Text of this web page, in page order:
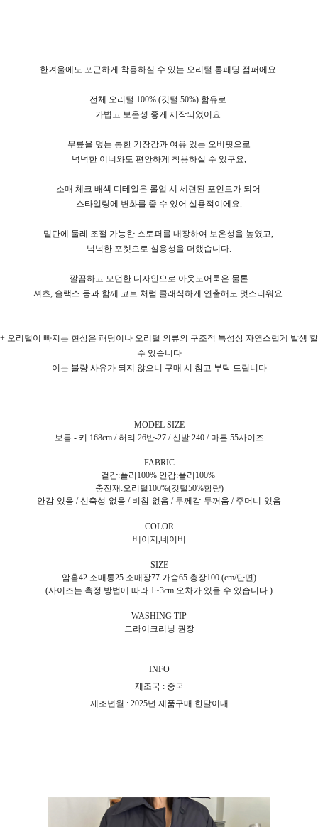
한겨울에도 포근하게 착용하실 수 있는 오리털 롱패딩 점퍼에요.
전체 오리털 100% (깃털 50%) 함유로
가볍고 보온성 좋게 제작되었어요.
무릎을 덮는 롱한 기장감과 여유 있는 오버핏으로
넉넉한 이너와도 편안하게 착용하실 수 있구요,
소매 체크 배색 디테일은 롤업 시 세련된 포인트가 되어
스타일링에 변화를 줄 수 있어 실용적이에요.
밑단에 둘레 조절 가능한 스토퍼를 내장하여 보온성을 높였고,
넉넉한 포켓으로 실용성을 더했습니다.
깔끔하고 모던한 디자인으로 아웃도어룩은 물론
셔츠, 슬랙스 등과 함께 코트 처럼 클래식하게 연출해도 멋스러워요.
+ 오리털이 빠지는 현상은 패딩이나 오리털 의류의 구조적 특성상 자연스럽게 발생 할
수 있습니다
이는 불량 사유가 되지 않으니 구매 시 참고 부탁 드립니다
MODEL SIZE
보름 - 키 168cm / 허리 26반-27 / 신발 240 / 마른 55사이즈
FABRIC
겉감:폴리100% 안감:폴리100%
충전재:오리털100%(깃털50%함량)
안감-있음 / 신축성-없음 / 비침-없음 / 두께감-두꺼움 / 주머니-있음
COLOR
베이지,네이비
SIZE
암홀42 소매통25 소매장77 가슴65 총장100 (cm/단면)
(사이즈는 측정 방법에 따라 1~3cm 오차가 있을 수 있습니다.)
WASHING TIP
드라이크리닝 권장
INFO
제조국 : 중국
제조년월 : 2025년 제품구매 한달이내